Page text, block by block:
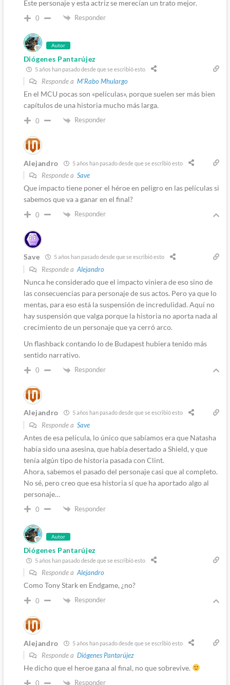
Este personaje y esta actriz se merecían un trato mejor.
0 Responder
Autor
Diógenes Pantarújez
5 años han pasado desde que se escribió esto
Responde a M'Rabo Mhulargo
En el MCU pocas son «películas», porque suelen ser más bien
capítulos de una historia mucho más larga.
0 Responder
Alejandro 5 años han pasado desde que se escribió esto
Responde a Save
Que impacto tiene poner el héroe en peligro en las películas si
sabemos que va a ganar en el final?
0 Responder
Save 5 años han pasado desde que se escribió esto
Responde a Alejandro
Nunca he considerado que el impacto viniera de eso sino de
las consecuencias para personaje de sus actos. Pero ya que lo
mentas, para eso está la suspensión de incredulidad. Aquí no
hay suspensión que valga porque la historia no aporta nada al
crecimiento de un personaje que ya cerró arco.
Un flashback contando lo de Budapest hubiera tenido más
sentido narrativo.
0 Responder
Alejandro 5 años han pasado desde que se escribió esto
Responde a Save
Antes de esa película, lo único que sabíamos era que Natasha
había sido una asesina, que había desertado a Shield, y que
tenía algún tipo de historia pasada con Clint.
Ahora, sabemos el pasado del personaje casi que al completo.
No sé, pero creo que esa historia sí que ha aportado algo al
personaje…
0 Responder
Autor
Diógenes Pantarújez
5 años han pasado desde que se escribió esto
Responde aAlejandro
Como Tony Stark en Endgame, ¿no?
0 Responder
Alejandro 5 años han pasado desde que se escribió esto
Responde a Diógenes Pantarújez
He dicho que el heroe gana al final, no que sobrevive.
0 Responder